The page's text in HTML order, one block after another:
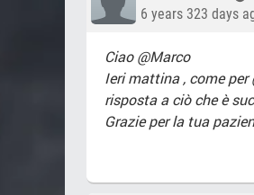
6 years 323 days
Ciao @Marco
Ieri mattina , come
risposta a ciò che è
Grazie per la tua